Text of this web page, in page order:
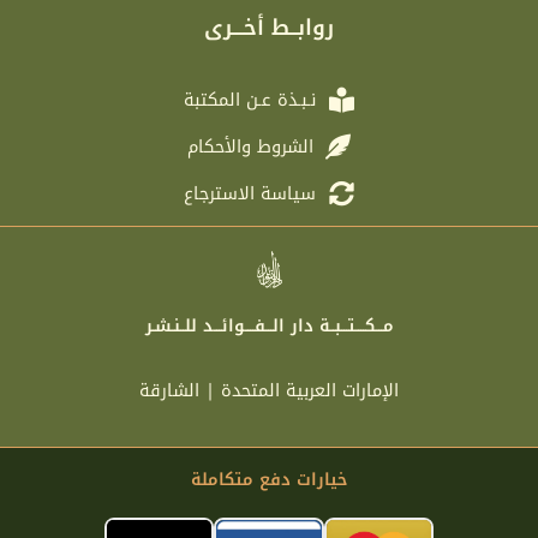
o
k
r
روابــط أخـــرى
نـبـذة عـن المكتبة
الشروط والأحكام
سياسة الاسترجاع
مـــكــــتـــبــة دار الـــفــــوائـــد للــنـشـر
الإمارات العربية المتحدة | الشارقة
خيارات دفع متكاملة